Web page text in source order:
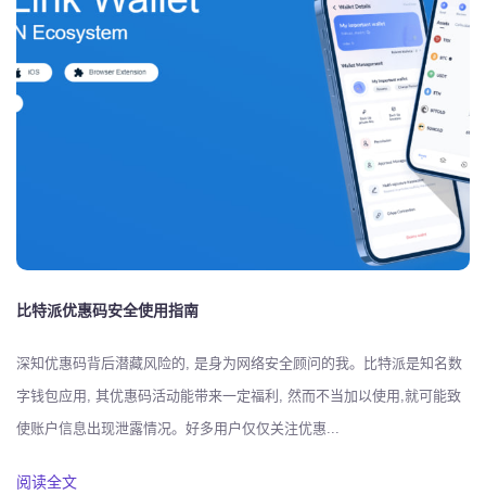
比特派优惠码安全使用指南
深知优惠码背后潜藏风险的, 是身为网络安全顾问的我。比特派是知名数
字钱包应用, 其优惠码活动能带来一定福利, 然而不当加以使用,就可能致
使账户信息出现泄露情况。好多用户仅仅关注优惠...
阅读全文